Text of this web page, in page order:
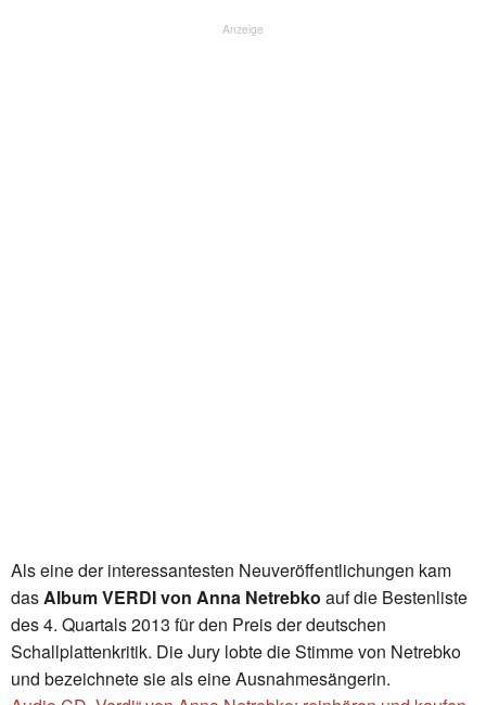
Anzeige
Als eine der interessantesten Neuveröffentlichungen kam
dasAlbum VERDI von Anna Netrebko auf die Bestenliste
des 4. Quartals 2013 für den Preis der deutschen
Schallplattenkritik. Die Jury lobte die Stimme von Netrebko
und bezeichnete sie als eine Ausnahmesängerin.